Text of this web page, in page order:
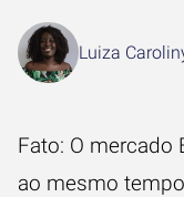
Luiza
Fato: O mercado
ao mesmo